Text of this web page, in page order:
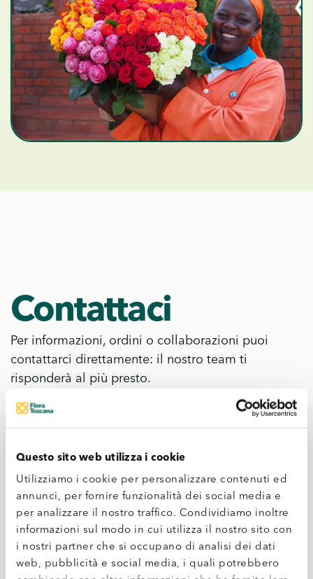
Questo sito web utilizza i cookie
Utilizziamo i cookie per personalizzare contenuti ed
annunci, per fornire funzionalità dei social media e
per analizzare il nostro traffico. Condividiamo inoltre
informazioni sul modo in cui utilizza il nostro sito con
i nostri partner che si occupano di analisi dei dati
web, pubblicità e social media, i quali potrebbero
Contattaci
Per informazioni, ordini o collaborazioni puoi
contattarci direttamente: il nostro team ti
risponderà al più presto.
Cognome*
Email*